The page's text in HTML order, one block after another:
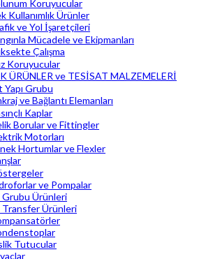
Koruyucular
Kullanımlık Ürünler
ve Yol İşaretçileri
Mücadele ve Ekipmanları
Çalışma
Koruyucular
ÜRÜNLER ve TESİSAT MALZEMELERİ
Yapı Grubu
ve Bağlantı Elemanları
Kaplar
Borular ve Fittingler
Motorları
Hortumlar ve Flexler
ve Pompalar
Grubu Ürünleri
Transfer Ürünleri
Tutucular